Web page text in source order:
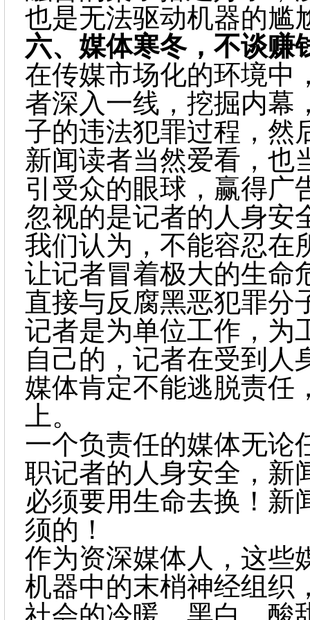
也是无法驱动机器的尴
六、 媒体寒冬，不谈赚
在传媒市场化的环境中
者深入一线，挖掘内幕
子的违法犯罪过程，然
新闻读者当然爱看，也
引受众的眼球，赢得广
忽视的是记者的人身安
我们认为，不能容忍在
让记者冒着极大的生命
直接与反腐黑恶犯罪分
记者是为单位工作，为
自己的，记者在受到人
媒体肯定不能逃脱责任
上。
一个负责任的媒体无论
职记者的人身安全，新
必须要用生命去换！新
须的！
作为资深媒体人，这些
机器中的末梢神经组织